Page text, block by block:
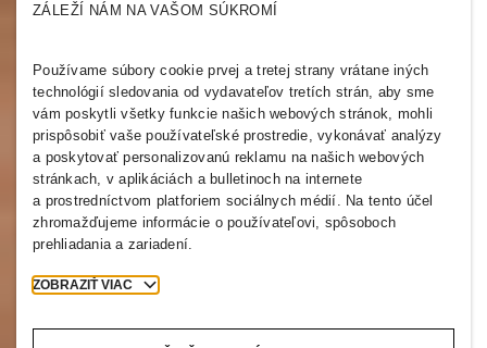
Kto sme
Inklúzia a rozmanitosť
H&M GROUP
Preskúmajte skupinu
SLOVAKIA
Tlač
Cookies
ZÁLEŽÍ NÁM NA VAŠOM SÚKROMÍ
Používame súbory cookie prvej a tretej strany vrátane iných
technológií sledovania od vydavateľov tretích strán, aby sme
vám poskytli všetky funkcie našich webových stránok, mohli
prispôsobiť vaše používateľské prostredie, vykonávať analýzy
a poskytovať personalizovanú reklamu na našich webových
stránkach, v aplikáciách a bulletinoch na internete
a prostredníctvom platforiem sociálnych médií. Na tento účel
zhromažďujeme informácie o používateľovi, spôsoboch
prehliadania a zariadení.
ZOBRAZIŤ VIAC